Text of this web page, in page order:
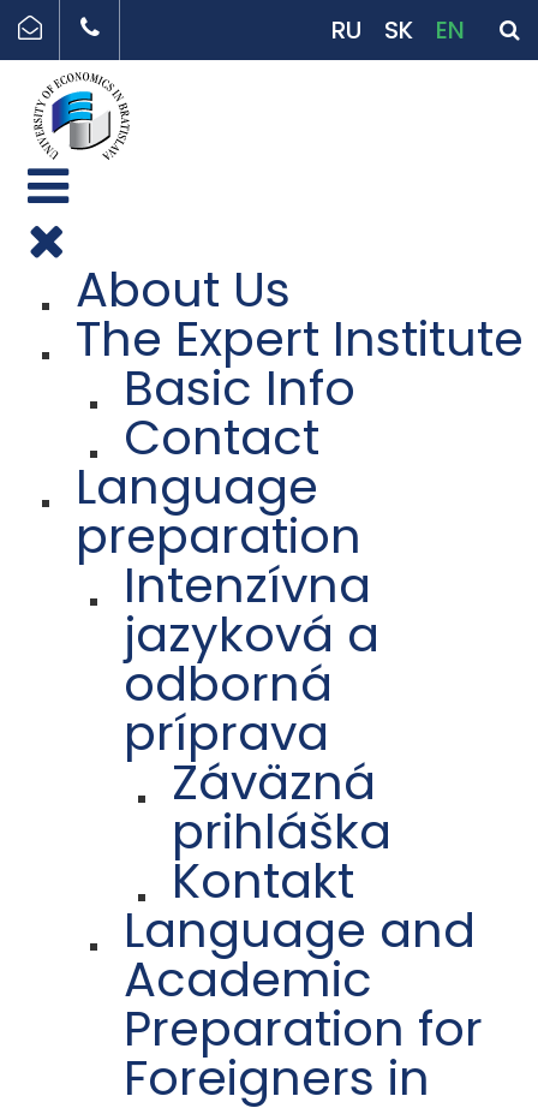
RU SK EN
About Us
The Expert Institute
Basic Info
Contact
Language
preparation
Intenzívna
jazyková a
odborná
príprava
Záväzná
prihláška
Kontakt
Language and
Academic
Preparation for
Foreigners in